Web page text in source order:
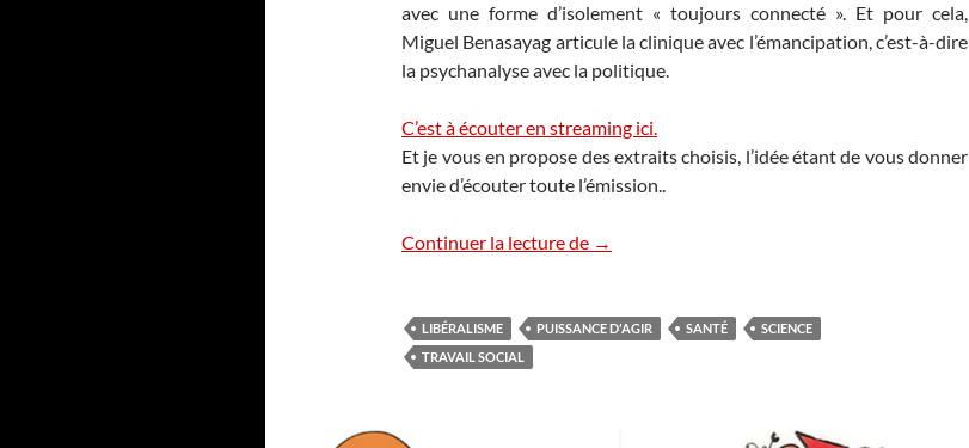
avec une forme d’isolement « toujours connecté ». Et pour cela,
Miguel Benasayag articule la clinique avec l’émancipation, c’est-à-dire
la psychanalyse avec la politique.
C’est à écouter en streaming ici.
Et je vous en propose des extraits choisis, l’idée étant de vous donner
envie d’écouter toute l’émission..
Continuer la lecture de Psychisme et politique : sortir de la souffrance
→
LIBÉRALISME PUISSANCE D'AGIR SANTÉ
SCIENCE
TRAVAIL SOCIAL